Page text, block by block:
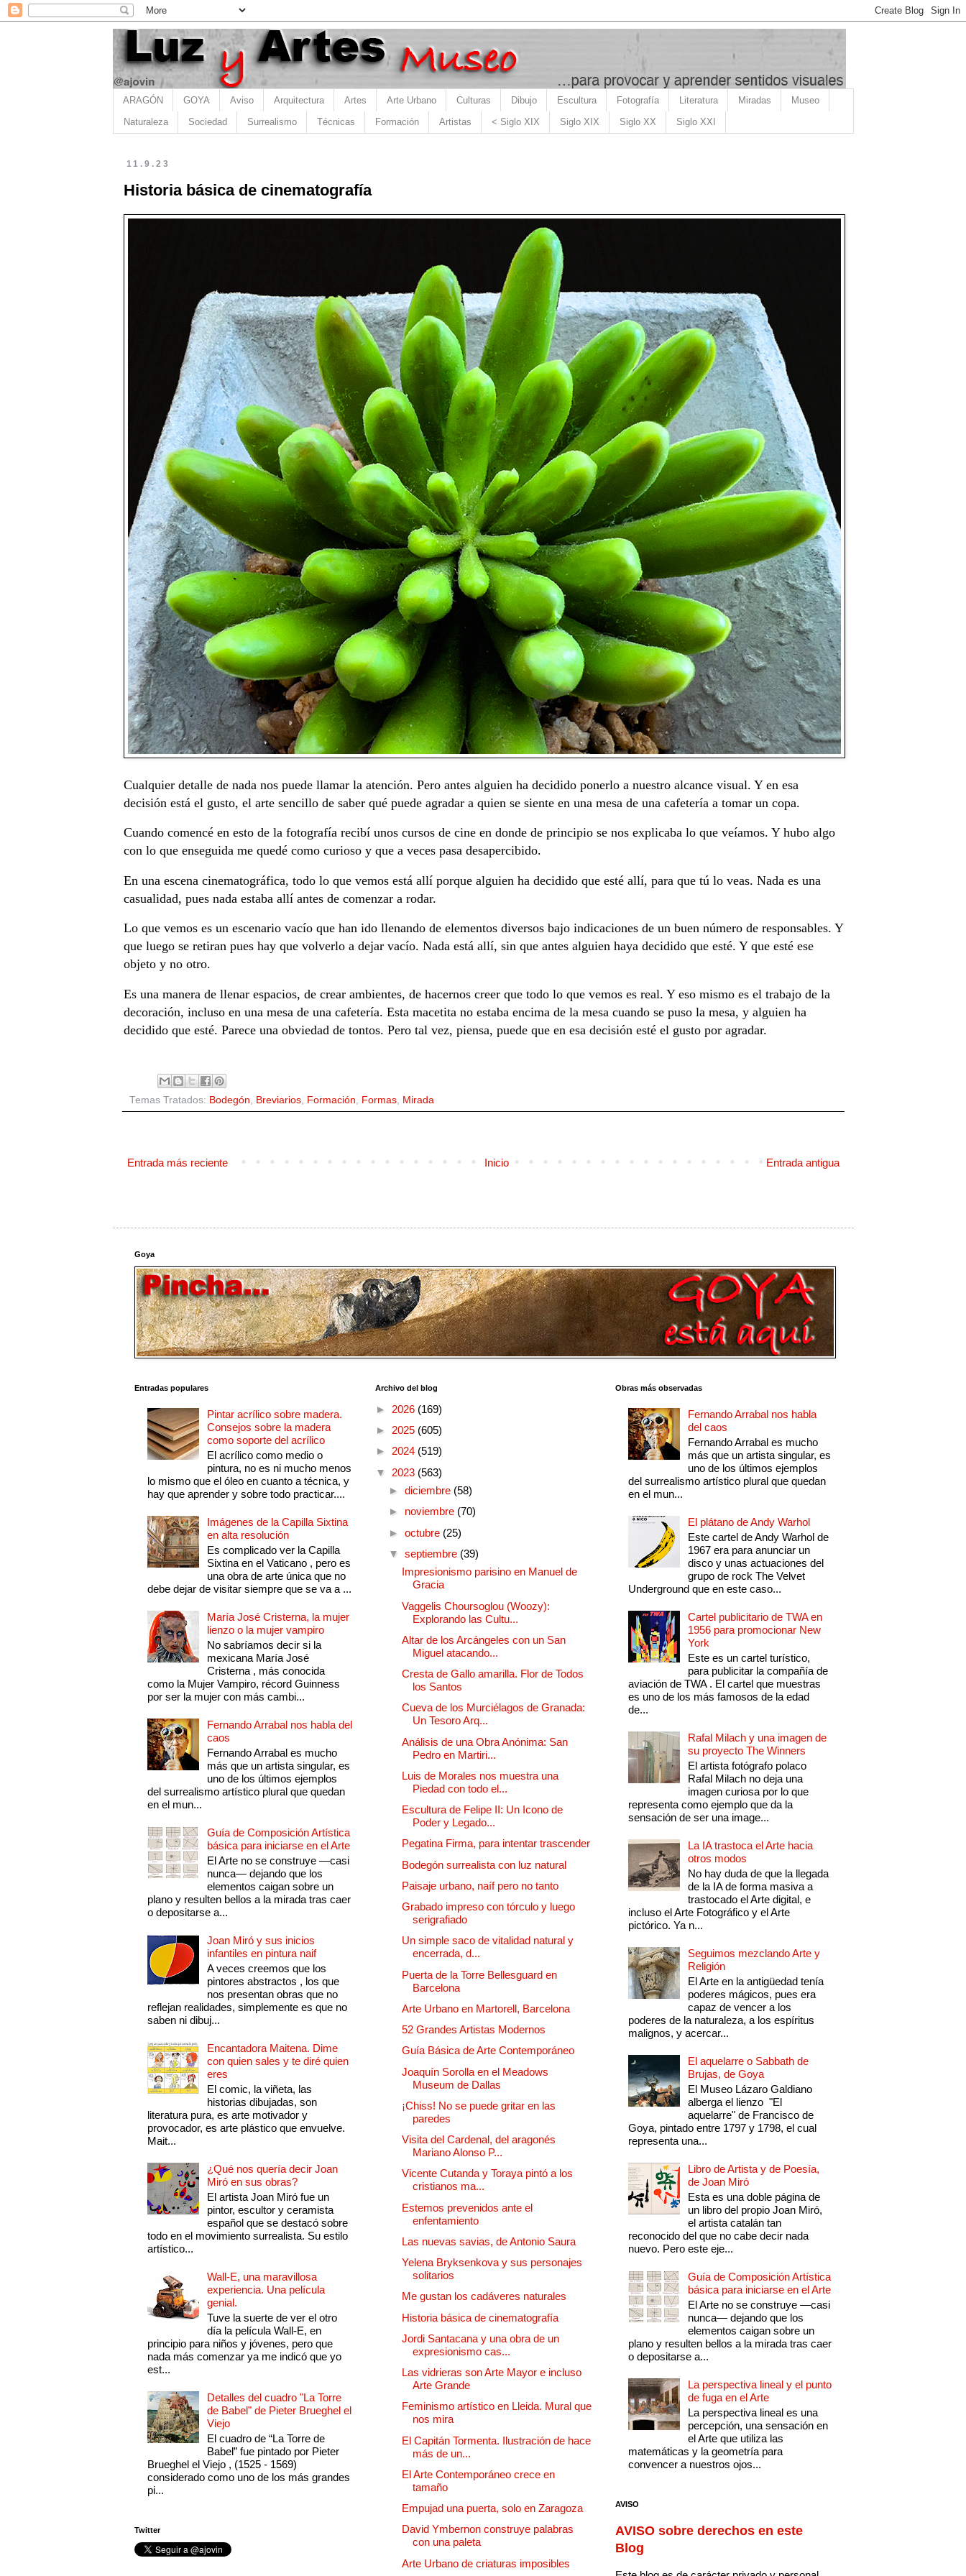
ARAGÓN GOYA Aviso Arquitectura Artes Arte Urbano Culturas Dibujo Escultura Fotografía Literatura Miradas Museo
Naturaleza Sociedad Surrealismo Técnicas Formación Artistas < Siglo XIX Siglo XIX Siglo XX Siglo XXI
11.9.23
Historia básica de cinematografía
Cualquier detalle de nada nos puede llamar la atención. Pero antes alguien ha decidido ponerlo a nuestro alcance visual. Y en esa
decisión está el gusto, el arte sencillo de saber qué puede agradar a quien se siente en una mesa de una cafetería a tomar un copa.
Cuando comencé en esto de la fotografía recibí unos cursos de cine en donde de principio se nos explicaba lo que veíamos. Y hubo algo
con lo que enseguida me quedé como curioso y que a veces pasa desapercibido.
En una escena cinematográfica, todo lo que vemos está allí porque alguien ha decidido que esté allí, para que tú lo veas. Nada es una
casualidad, pues nada estaba allí antes de comenzar a rodar.
Lo que vemos es un escenario vacío que han ido llenando de elementos diversos bajo indicaciones de un buen número de responsables. Y
que luego se retiran pues hay que volverlo a dejar vacío. Nada está allí, sin que antes alguien haya decidido que esté. Y que esté ese
objeto y no otro.
Es una manera de llenar espacios, de crear ambientes, de hacernos creer que todo lo que vemos es real. Y eso mismo es el trabajo de la
decoración, incluso en una mesa de una cafetería. Esta macetita no estaba encima de la mesa cuando se puso la mesa, y alguien ha
decidido que esté. Parece una obviedad de tontos. Pero tal vez, piensa, puede que en esa decisión esté el gusto por agradar.
Temas Tratados: Bodegón, Breviarios, Formación, Formas, Mirada
Entrada más reciente Entrada antigua
Inicio
Goya
Entradas populares
Pintar acrílico sobre madera.
Consejos sobre la madera
como soporte del acrílico
El acrílico como medio o
pintura, no es ni mucho menos
lo mismo que el óleo en cuanto a técnica, y
hay que aprender y sobre todo practicar....
Imágenes de la Capilla Sixtina
en alta resolución
Es complicado ver la Capilla
Sixtina en el Vaticano , pero es
una obra de arte única que no
debe dejar de visitar siempre que se va a ...
María José Cristerna, la mujer
lienzo o la mujer vampiro
No sabríamos decir si la
mexicana María José
Cristerna , más conocida
como la Mujer Vampiro, récord Guinness
por ser la mujer con más cambi...
Fernando Arrabal nos habla del
caos
Fernando Arrabal es mucho
más que un artista singular, es
uno de los últimos ejemplos
del surrealismo artístico plural que quedan
en el mun...
Guía de Composición Artística
básica para iniciarse en el Arte
El Arte no se construye —casi
nunca— dejando que los
elementos caigan sobre un
plano y resulten bellos a la mirada tras caer
o depositarse a...
Joan Miró y sus inicios
infantiles en pintura naif
A veces creemos que los
pintores abstractos , los que
nos presentan obras que no
reflejan realidades, simplemente es que no
saben ni dibuj...
Encantadora Maitena. Dime
con quien sales y te diré quien
eres
El comic, la viñeta, las
historias dibujadas, son
literatura pura, es arte motivador y
provocador, es arte plástico que envuelve.
Mait...
¿Qué nos quería decir Joan
Miró en sus obras?
El artista Joan Miró fue un
pintor, escultor y ceramista
español que se destacó sobre
todo en el movimiento surrealista. Su estilo
artístico...
Wall-E, una maravillosa
experiencia. Una película
genial.
Tuve la suerte de ver el otro
día la película Wall-E, en
principio para niños y jóvenes, pero que
nada más comenzar ya me indicó que yo
est...
Detalles del cuadro "La Torre
de Babel" de Pieter Brueghel el
Viejo
El cuadro de “La Torre de
Babel” fue pintado por Pieter
Brueghel el Viejo , (1525 - 1569)
considerado como uno de los más grandes
pi...
Twitter
Archivo del blog
► 2026 (169)
► 2025 (605)
► 2024 (519)
▼ 2023 (563)
► diciembre (58)
► noviembre (70)
► octubre (25)
▼ septiembre (39)
Impresionismo parisino en Manuel de
Gracia
Vaggelis Choursoglou (Woozy):
Explorando las Cultu...
Altar de los Arcángeles con un San
Miguel atacando...
Cresta de Gallo amarilla. Flor de Todos
los Santos
Cueva de los Murciélagos de Granada:
Un Tesoro Arq...
Análisis de una Obra Anónima: San
Pedro en Martiri...
Luis de Morales nos muestra una
Piedad con todo el...
Escultura de Felipe II: Un Icono de
Poder y Legado...
Pegatina Firma, para intentar trascender
Bodegón surrealista con luz natural
Paisaje urbano, naíf pero no tanto
Grabado impreso con tórculo y luego
serigrafiado
Un simple saco de vitalidad natural y
encerrada, d...
Puerta de la Torre Bellesguard en
Barcelona
Arte Urbano en Martorell, Barcelona
52 Grandes Artistas Modernos
Guía Básica de Arte Contemporáneo
Joaquín Sorolla en el Meadows
Museum de Dallas
¡Chiss! No se puede gritar en las
paredes
Visita del Cardenal, del aragonés
Mariano Alonso P...
Vicente Cutanda y Toraya pintó a los
cristianos ma...
Estemos prevenidos ante el
enfentamiento
Las nuevas savias, de Antonio Saura
Yelena Bryksenkova y sus personajes
solitarios
Me gustan los cadáveres naturales
Historia básica de cinematografía
Jordi Santacana y una obra de un
expresionismo cas...
Las vidrieras son Arte Mayor e incluso
Arte Grande
Feminismo artístico en Lleida. Mural que
nos mira
El Capitán Tormenta. Ilustración de hace
más de un...
El Arte Contemporáneo crece en
tamaño
Empujad una puerta, solo en Zaragoza
David Ymbernon construye palabras
con una paleta
Arte Urbano de criaturas imposibles
Obras más observadas
Fernando Arrabal nos habla
del caos
Fernando Arrabal es mucho
más que un artista singular, es
uno de los últimos ejemplos
del surrealismo artístico plural que quedan
en el mun...
El plátano de Andy Warhol
Este cartel de Andy Warhol de
1967 era para anunciar un
disco y unas actuaciones del
grupo de rock The Velvet
Underground que en este caso...
Cartel publicitario de TWA en
1956 para promocionar New
York
Este es un cartel turístico,
para publicitar la compañía de
aviación de TWA . El cartel que muestras
es uno de los más famosos de la edad
de...
Rafal Milach y una imagen de
su proyecto The Winners
El artista fotógrafo polaco
Rafal Milach no deja una
imagen curiosa por lo que
representa como ejemplo que da la
sensación de ser una image...
La IA trastoca el Arte hacia
otros modos
No hay duda de que la llegada
de la IA de forma masiva a
trastocado el Arte digital, e
incluso el Arte Fotográfico y el Arte
pictórico. Ya n...
Seguimos mezclando Arte y
Religión
El Arte en la antigüedad tenía
poderes mágicos, pues era
capaz de vencer a los
poderes de la naturaleza, a los espíritus
malignos, y acercar...
El aquelarre o Sabbath de
Brujas, de Goya
El Museo Lázaro Galdiano
alberga el lienzo "El
aquelarre" de Francisco de
Goya, pintado entre 1797 y 1798, el cual
representa una...
Libro de Artista y de Poesía,
de Joan Miró
Esta es una doble página de
un libro del propio Joan Miró,
el artista catalán tan
reconocido del que no cabe decir nada
nuevo. Pero este eje...
Guía de Composición Artística
básica para iniciarse en el Arte
El Arte no se construye —casi
nunca— dejando que los
elementos caigan sobre un
plano y resulten bellos a la mirada tras caer
o depositarse a...
La perspectiva lineal y el punto
de fuga en el Arte
La perspectiva lineal es una
percepción, una sensación en
el Arte que utiliza las
matemáticas y la geometría para
convencer a nuestros ojos...
AVISO
AVISO sobre derechos en este
Blog